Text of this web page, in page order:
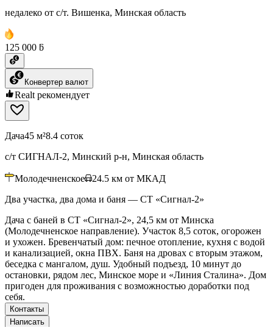
недалеко от с/т. Вишенка, Минская область
125 000 ƃ
Конвертер валют
Realt рекомендует
Дача45 м²8.4 соток
с/т СИГНАЛ-2, Минский р-н, Минская область
Молодечненское 24.5 км от МКАД
Два участка, два дома и баня — СТ «Сигнал‑2»
Дача с баней в СТ «Сигнал-2», 24,5 км от Минска
(Молодечненское направление). Участок 8,5 соток, огорожен
и ухожен. Бревенчатый дом: печное отопление, кухня с водой
и канализацией, окна ПВХ. Баня на дровах с вторым этажом,
беседка с мангалом, душ. Удобный подъезд, 10 минут до
остановки, рядом лес, Минское море и «Линия Сталина». Дом
пригоден для проживания с возможностью доработки под
себя.
Контакты
Написать